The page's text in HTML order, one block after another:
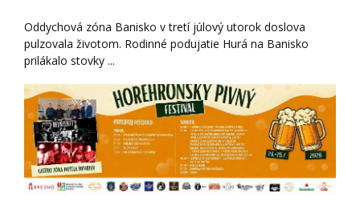
Oddychová zóna Banisko v tretí júlový utorok doslova
pulzovala životom. Rodinné podujatie Hurá na Banisko
prilákalo stovky ...